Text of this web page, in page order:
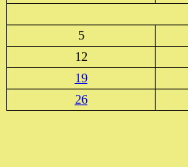
5
12
19
26